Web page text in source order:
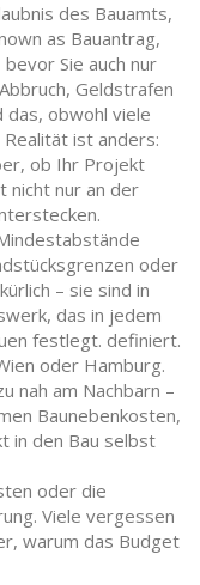
des Bauamts,
as Bauantrag,
Sie auch nur
Geldstrafen
obwohl viele
Realität ist anders:
ob Ihr Projekt
nicht nur an der
oder
– sie sind in
das in jedem
festlegt. definiert.
oder Hamburg.
nah am Nachbarn –
Baunebenkosten,
in den Bau selbst
oder die
Viele vergessen
warum das Budget